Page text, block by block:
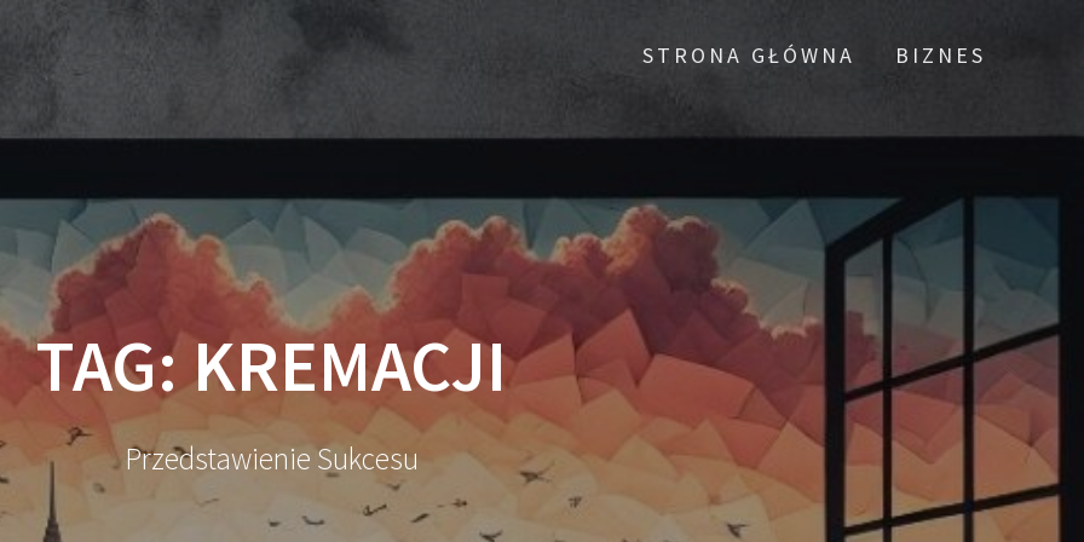
STRONA GŁÓWNA BIZNES
TAG:KREMACJI
Przedstawienie Sukcesu